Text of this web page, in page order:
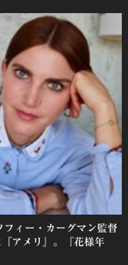
ィー・カーグマン監督
アメリ』。『花様年